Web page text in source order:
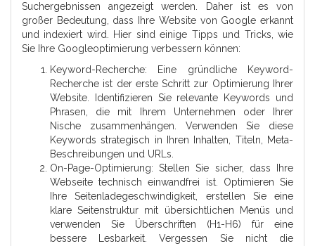
Suchergebnissen angezeigt werden. Daher ist es von
großer Bedeutung, dass Ihre Website von Google erkannt
und indexiert wird. Hier sind einige Tipps und Tricks, wie
Sie Ihre Googleoptimierung verbessern können:
Keyword-Recherche: Eine gründliche Keyword-
Recherche ist der erste Schritt zur Optimierung Ihrer
Website. Identifizieren Sie relevante Keywords und
Phrasen, die mit Ihrem Unternehmen oder Ihrer
Nische zusammenhängen. Verwenden Sie diese
Keywords strategisch in Ihren Inhalten, Titeln, Meta-
Beschreibungen und URLs.
On-Page-Optimierung: Stellen Sie sicher, dass Ihre
Webseite technisch einwandfrei ist. Optimieren Sie
Ihre Seitenladegeschwindigkeit, erstellen Sie eine
klare Seitenstruktur mit übersichtlichen Menüs und
verwenden Sie Überschriften (H1-H6) für eine
bessere Lesbarkeit. Vergessen Sie nicht die